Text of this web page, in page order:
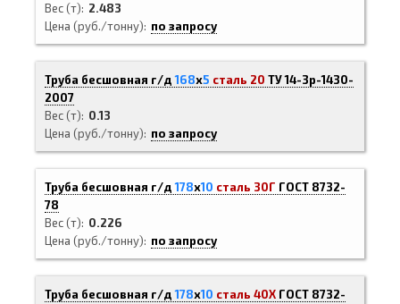
Вес (т)
2.483
Цена (руб./тонну)
по запросу
Труба бесшовная г/д168х5 сталь 20 ТУ 14-3р-1430-
2007
Вес (т)
0.13
Цена (руб./тонну)
по запросу
Труба бесшовная г/д178х10 сталь 30Г ГОСТ 8732-
78
Вес (т)
0.226
Цена (руб./тонну)
по запросу
Труба бесшовная г/д178х10 сталь 40Х ГОСТ 8732-